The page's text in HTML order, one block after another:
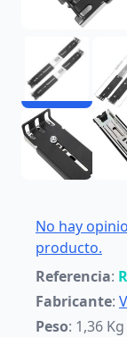
No hay
producto.
Referencia:
Fabricante:
Peso: 1,36 Kg